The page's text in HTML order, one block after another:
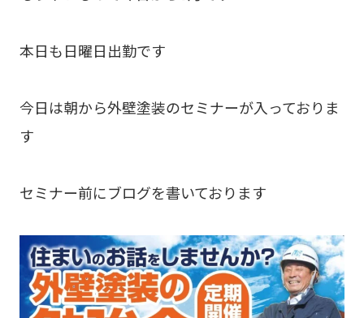
本日も日曜日出勤です
今日は朝から外壁塗装のセミナーが入っておりま
す
セミナー前にブログを書いております